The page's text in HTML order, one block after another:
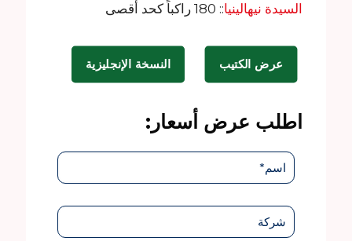
السيدة نيهالينيا:: 180 راكباً كحد أقصى
عرض الكتيب النسخة الإنجليزية
اطلب عرض أسعار: